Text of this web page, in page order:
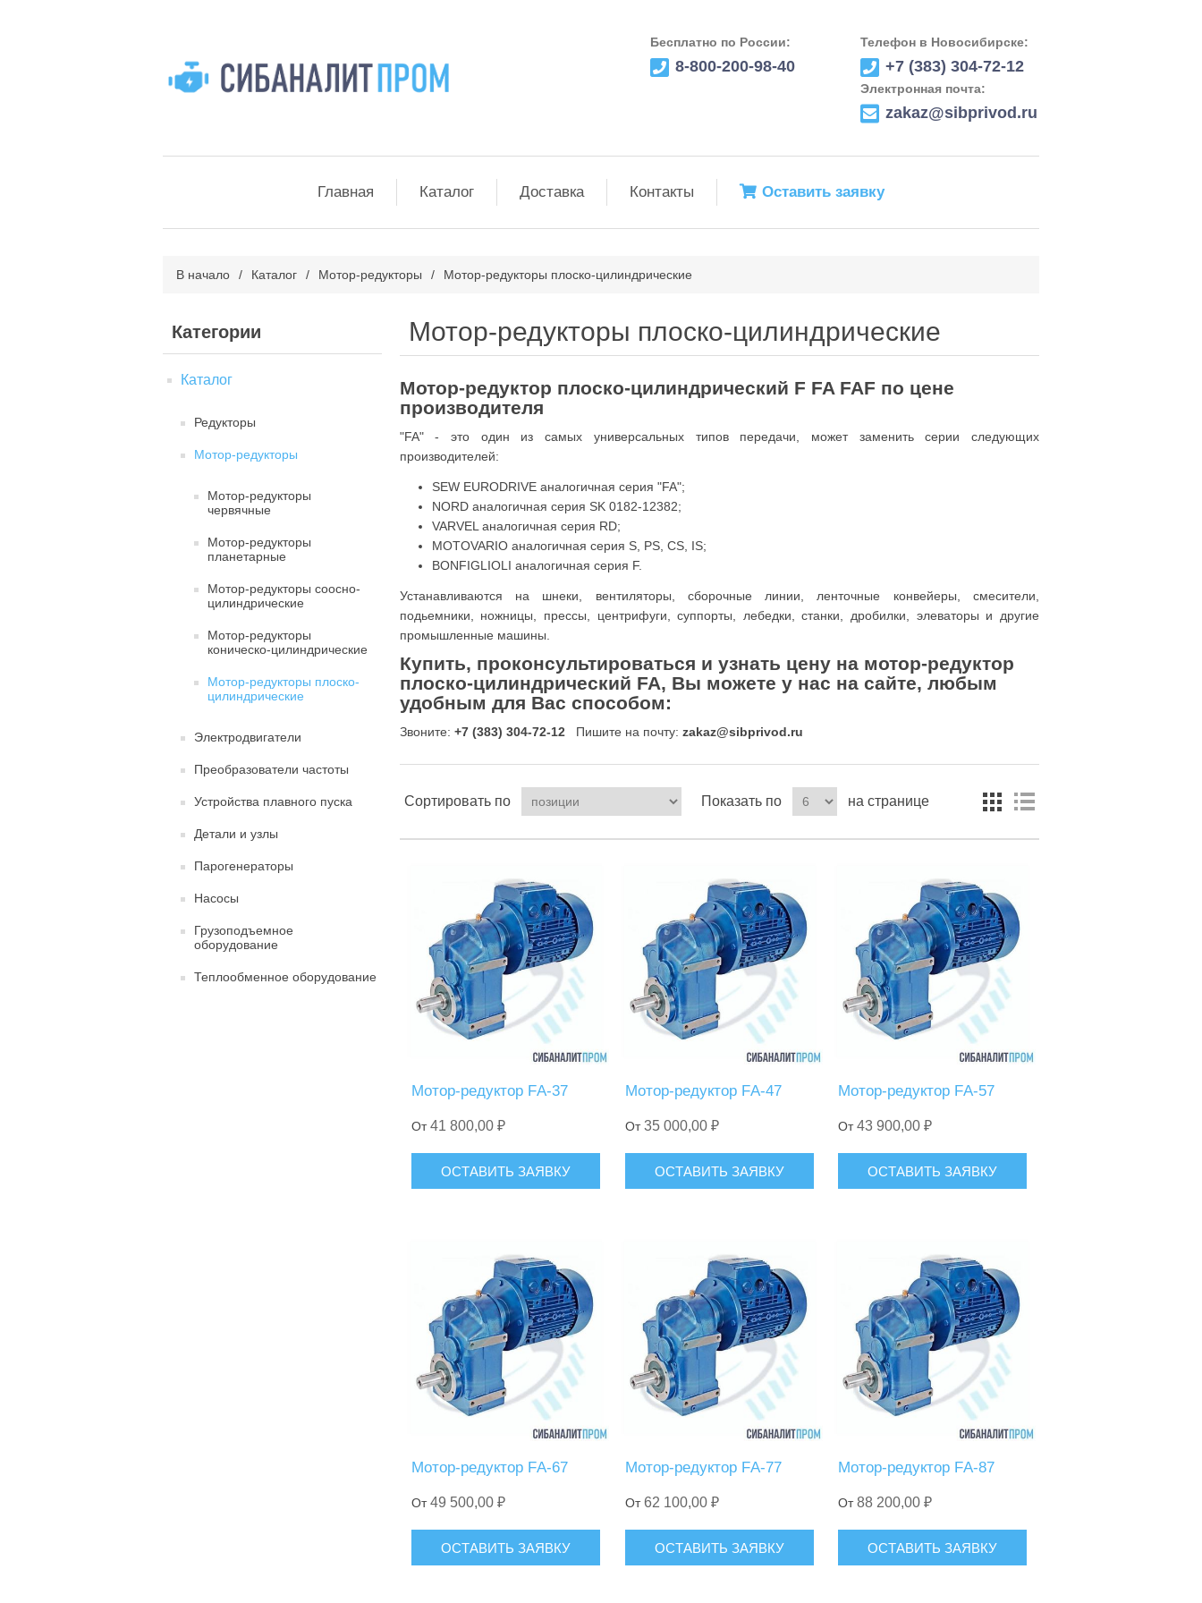
Бесплатно по России:
8-800-200-98-40
Телефон в Новосибирске:
+7 (383) 304-72-12
Электронная почта:
zakaz@sibprivod.ru
Главная Каталог Доставка Контакты Оставить заявку
В начало / Каталог / Мотор-редукторы / Мотор-редукторы плоско-цилиндрические
Категории
Каталог
Редукторы
Мотор-редукторы
Мотор-редукторы
червячные
Мотор-редукторы
планетарные
Мотор-редукторы соосно-
цилиндрические
Мотор-редукторы
коническо-цилиндрические
Мотор-редукторы плоско-
цилиндрические
Электродвигатели
Преобразователи частоты
Устройства плавного пуска
Детали и узлы
Парогенераторы
Насосы
Грузоподъемное
оборудование
Теплообменное оборудование
Мотор-редукторы плоско-цилиндрические
Мотор-редуктор плоско-цилиндрический F FA FAF по цене
производителя
"FA" - это один из самых универсальных типов передачи, может заменить серии следующих
производителей:
SEW EURODRIVE аналогичная серия "FA";
NORD аналогичная серия SK 0182-12382;
VARVEL аналогичная серия RD;
MOTOVARIO аналогичная серия S, PS, CS, IS;
BONFIGLIOLI аналогичная серия F.
Устанавливаются на шнеки, вентиляторы, сборочные линии, ленточные конвейеры, смесители,
подьемники, ножницы, прессы, центрифуги, суппорты, лебедки, станки, дробилки, элеваторы и другие
промышленные машины.
Купить, проконсультироваться и узнать цену на мотор-редуктор
плоско-цилиндрический FA, Вы можете у нас на сайте, любым
удобным для Вас способом:
Звоните: +7 (383) 304-72-12 Пишите на почту: zakaz@sibprivod.ru
Сортировать по Показать по на странице
Мотор-редуктор FА-37
От41 800,00 ₽
ОСТАВИТЬ ЗАЯВКУ
Мотор-редуктор FА-47
От35 000,00 ₽
ОСТАВИТЬ ЗАЯВКУ
Мотор-редуктор FА-57
От43 900,00 ₽
ОСТАВИТЬ ЗАЯВКУ
Мотор-редуктор FА-67
От49 500,00 ₽
ОСТАВИТЬ ЗАЯВКУ
Мотор-редуктор FА-77
От62 100,00 ₽
ОСТАВИТЬ ЗАЯВКУ
Мотор-редуктор FА-87
От88 200,00 ₽
ОСТАВИТЬ ЗАЯВКУ